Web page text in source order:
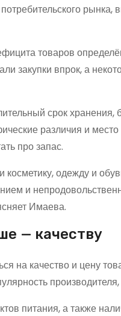
товаров
закупки впрок, а
срок хранения,
различия и
про запас.
одежду и
и
Имаева.
— качеству
на качество и цену
питания, а также